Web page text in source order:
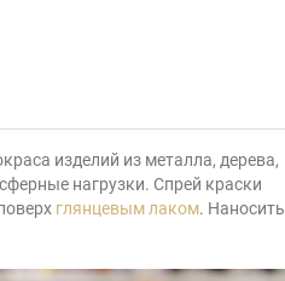
изделий из металла, дерева,
нагрузки. Спрей краски
глянцевым лаком. Наносить